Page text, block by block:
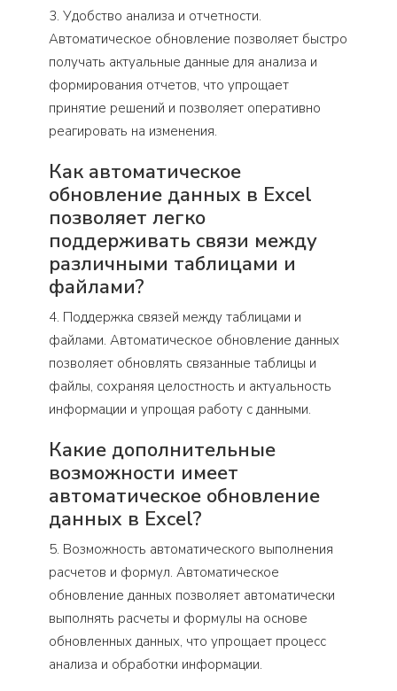
3. Удобство анализа и отчетности.
Автоматическое обновление позволяет быстро
получать актуальные данные для анализа и
формирования отчетов, что упрощает
принятие решений и позволяет оперативно
реагировать на изменения.
Как автоматическое
обновление данных в Excel
позволяет легко
поддерживать связи между
различными таблицами и
файлами?
4. Поддержка связей между таблицами и
файлами. Автоматическое обновление данных
позволяет обновлять связанные таблицы и
файлы, сохраняя целостность и актуальность
информации и упрощая работу с данными.
Какие дополнительные
возможности имеет
автоматическое обновление
данных в Excel?
5. Возможность автоматического выполнения
расчетов и формул. Автоматическое
обновление данных позволяет автоматически
выполнять расчеты и формулы на основе
обновленных данных, что упрощает процесс
анализа и обработки информации.